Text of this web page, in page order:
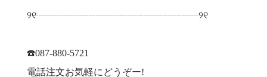
୨୧┈┈┈┈┈┈┈┈┈┈┈┈┈┈┈┈┈୨୧
☎️087-880-5721
電話注文お気軽にどうぞー!